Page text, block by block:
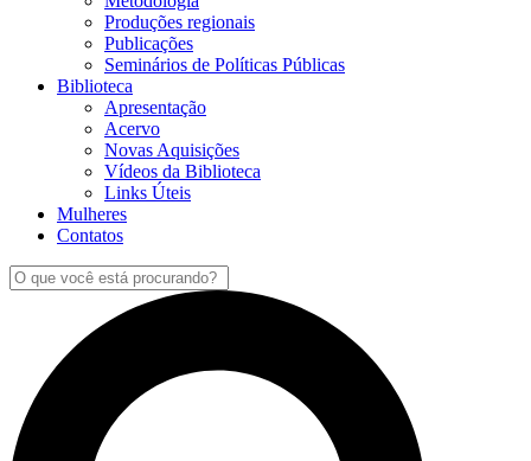
Produções regionais
Publicações
Seminários de Políticas Públicas
Biblioteca
Apresentação
Acervo
Novas Aquisições
Vídeos da Biblioteca
Links Úteis
Mulheres
Contatos